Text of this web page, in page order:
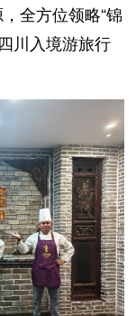
全方位领略“锦
川入境游旅行